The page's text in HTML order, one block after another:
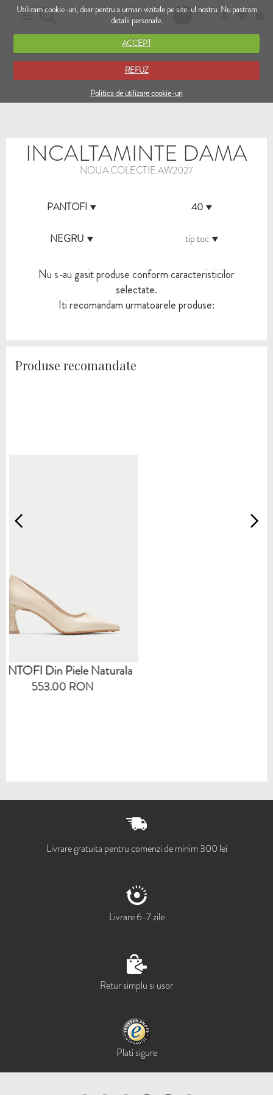
Utilizam cookie-uri, doar pentru a urmari vizitele pe site-ul nostru. Nu pastram
detalii personale.
ACCEPT
REFUZ
Politica de utilizare cookie-uri
RO EN
INCALTAMINTE DAMA
NOUA COLECTIE AW2027
PANTOFI 40
NEGRU tip toc
Nu s-au gasit produse conform caracteristicilor
selectate.
Iti recomandam urmatoarele produse:
Produse recomandate
Livrare gratuita pentru comenzi de minim 300 lei
Livrare 6-7 zile
Retur simplu si usor
Plati sigure